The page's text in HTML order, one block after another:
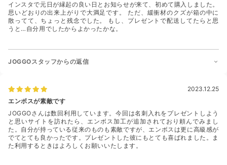
インスタで元日が縁起の良い日とお知らせが来て、初めて購入しました。
思いどおりの出来上がりで大満足です。 ただ、緩衝材のクズが箱の中に
散ってて、ちょっと残念でした。 もし、プレゼントで配送してたらと思
うと…自分用でしたからよかったかな。
JOGGOスタッフからの返信
2023.12.25
エンボスが素敵です
JOGGOさんは数回利用しています。今回は名刺入れをプレゼントしよう
と思いサイトを訪れたら、エンボス加工が追加されており頼んでみまし
た。自分が持っている従来のものも素敵ですが、エンボスは更に高級感が
でてとても良かったです。プレゼントした彼にもとても喜ばれました。ま
た利用するときはよろしくお願いいたします。